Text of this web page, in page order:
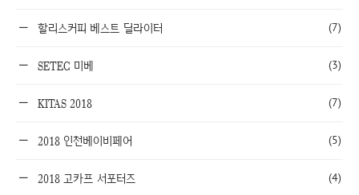
할리스커피 베스트 딜라이터 (7)
SETEC 미베 (3)
KITAS 2018 (7)
2018 인천베이비페어 (5)
2018 고카프 서포터즈 (4)